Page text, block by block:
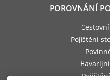
POROVNÁNÍ
Pojištění